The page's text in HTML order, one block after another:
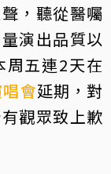
，聽從醫囑
演出品質以
周五連2天在
會延期，對
觀眾致上歉